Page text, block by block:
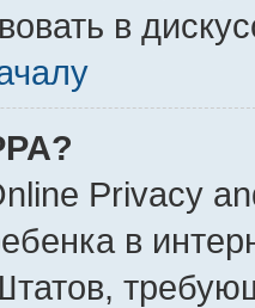
в
Privacy
в